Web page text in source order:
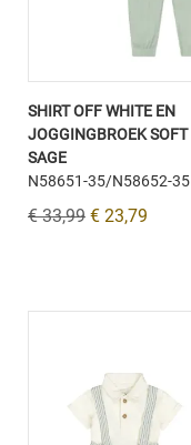
SHIRT OFF WHITE EN
JOGGINGBROEK SOFT
SAGE
N58651-35/N58652-35
€ 33,99 € 23,79